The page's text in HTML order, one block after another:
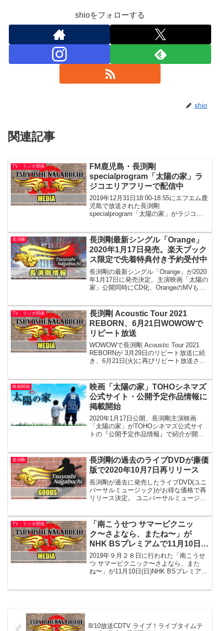
shioをフォローする
shio
関連記事
TV・ラジオ関係
FM鹿児島・長渕剛
specialprogram「太陽の家」ラ
ジコエリアフリーで配信中
2019年12月31日18:00-18:55にエフエム鹿
児島で放送された長渕剛
specialprogram「太陽の家」がラジコエ
要です。いよいよ1月17日に全国公...
長渕剛
長渕剛最新シングル「Orange」
2020年1月17日発売。楽天ブック
ス限定で先着特典付き予約受付中
長渕剛の最新シングル「Orange」が2020
年1月17日に発売決定。主演映画「太陽の
家」公開同時にCD化、OrangeのMVもフ
ケットデザインカレンダー付きを予約受
付...
TV・ラジオ関係
長渕剛 Acoustic Tour 2021
REBORN、6月21日WOWOWで
リピート放送
WOWOWで長渕剛 Acoustic Tour 2021
REBORNが 3月29日のリピート放送に続
き、6月21日(火)に再びリピート放送され
映画関係
映画「太陽の家」TOHOシネマズ
公式サイト・公開予定作品情報に
掲載開始
2020年1月17日公開、長渕剛主演映画
「太陽の家」がTOHOシネマズ公式サイ
トの『公開予定作品情報』で紹介が開始
す。太陽の家|TOHOシネマズしかしなが
ら、年末から...
長渕剛
長渕剛の過去のライブDVDが廉価
版で2020年10月7日再リリース
長渕剛が過去に発売したライブDVD(ユニ
バーサルミュージック)がお得な価格で再
リリース決定。 ユニバーサルミュージッ
によるもので、2020年10月7日期間限定
の価格となるようです。
TV・ラジオ関係
「南こうせつ サマーピクニッ
ク〜さよなら、またね〜」が
NHK BSプレミアムで11月10日放
送
2019年９月２８日に行われた「南こうせ
つ サマーピクニック〜さよなら、また
ね〜」が11月10日(日)NHK BSプレミアム
8/10放送CDTV ライブ！ライブタイムテ